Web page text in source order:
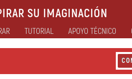
SU IMAGINACIÓN
TUTORIAL APOYO TÉCNICO